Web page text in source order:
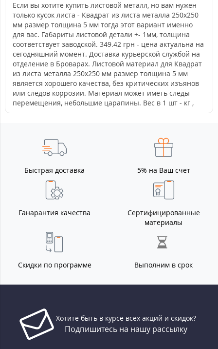
Если вы хотите купить листовой металл, но вам нужен
только кусок листа - Квадрат из листа металла 250х250
мм размер толщина 5 мм тогда этот вариант именно
для вас. Габариты листовой детали +- 1мм, толщина
соответствует заводской. 349.42 грн - цена актуальна на
сегодняшний момент. Доставка курьерской службой на
отделение в Броварах. Листовой материал для Квадрат
из листа металла 250х250 мм размер толщина 5 мм
является хорошего качества, без критических изъянов
или следов коррозии. Материал может иметь следы
перемещения, небольшие царапины. Вес в 1 шт - кг ,
Быстрая доставка 5% на Ваш счет
Ганарантия качества
Сертифицированные
материалы
Скидки по программе Выполним в срок
Хотите быть в курсе всех акций и скидок?
Подпишитесь на нашу рассылку